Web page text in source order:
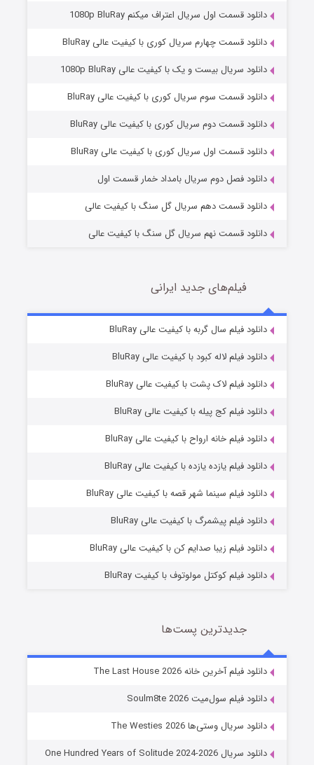
مردگان متحرک: شهر مرده ۳
قسمت2 (زیرنویس) منتشر شد
قسمت7 (زیرنویس) منتشر شد
خاندان اژدها فصل ۳
دانلود قسمت اول سریال اعتراف میکنم 1080p BluRay
دانلود قسمت چهارم سریال کوری با کیفیت عالی BluRay
دانلود سریال بیست و یک با کیفیت عالی 1080p BluRay
دانلود قسمت سوم سریال کوری با کیفیت عالی BluRay
دانلود قسمت دوم سریال کوری با کیفیت عالی BluRay
دانلود قسمت اول سریال کوری با کیفیت عالی BluRay
دانلود فصل دوم سریال بامداد خمار قسمت اول
دانلود قسمت دهم سریال گل سنگ با کیفیت عالی
دانلود قسمت نهم سریال گل سنگ با کیفیت عالی
فیلم‌های جدید ایرانی
دانلود فیلم سال گربه با کیفیت عالی BluRay
دانلود فیلم لاله کبود با کیفیت عالی BluRay
دانلود فیلم لاک پشت با کیفیت عالی BluRay
دانلود فیلم کج‌ پیله با کیفیت عالی BluRay
دانلود فیلم خانه ارواح با کیفیت عالی BluRay
دانلود فیلم یازده یازده با کیفیت عالی BluRay
دانلود فیلم سینما شهر قصه با کیفیت عالی BluRay
دانلود فیلم پیشمرگ با کیفیت عالی BluRay
دانلود فیلم زیبا صدایم کن با کیفیت عالی BluRay
دانلود فیلم کوکتل مولوتوف با کیفیت BluRay
جدیدترین پست‌ها
دانلود فیلم آخرین خانه The Last House 2026
دانلود فیلم سول‌میت Soulm8te 2026
دانلود سریال وستی‌ها The Westies 2026
دانلود سریال One Hundred Years of Solitude 2024-2026